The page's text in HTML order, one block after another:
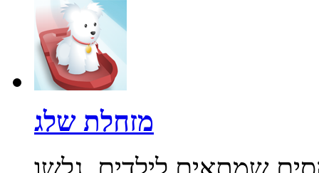
מזחלת שלג